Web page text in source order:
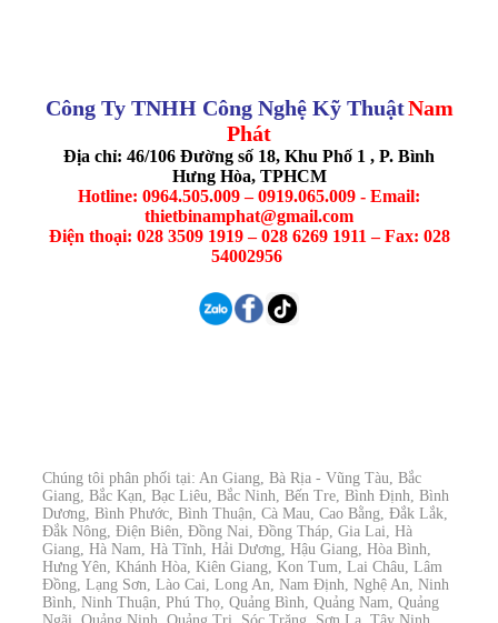
Công Ty TNHH Công Nghệ Kỹ ThuậtNam
Phát
Địa chỉ: 46/106 Đường số 18, Khu Phố 1 , P. Bình
Hưng Hòa, TPHCM
Hotline: 0964.505.009 – 0919.065.009 - Email:
thietbinamphat@gmail.com
Điện thoại: 028 3509 1919 – 028 6269 1911 – Fax: 028
54002956
Chúng tôi phân phối tại: An Giang, Bà Rịa - Vũng Tàu, Bắc
Giang, Bắc Kạn, Bạc Liêu, Bắc Ninh, Bến Tre, Bình Định, Bình
Dương, Bình Phước, Bình Thuận, Cà Mau, Cao Bằng, Đắk Lắk,
Đắk Nông, Điện Biên, Đồng Nai, Đồng Tháp, Gia Lai, Hà
Giang, Hà Nam, Hà Tĩnh, Hải Dương, Hậu Giang, Hòa Bình,
Hưng Yên, Khánh Hòa, Kiên Giang, Kon Tum, Lai Châu, Lâm
Đồng, Lạng Sơn, Lào Cai, Long An, Nam Định, Nghệ An, Ninh
Bình, Ninh Thuận, Phú Thọ, Quảng Bình, Quảng Nam, Quảng